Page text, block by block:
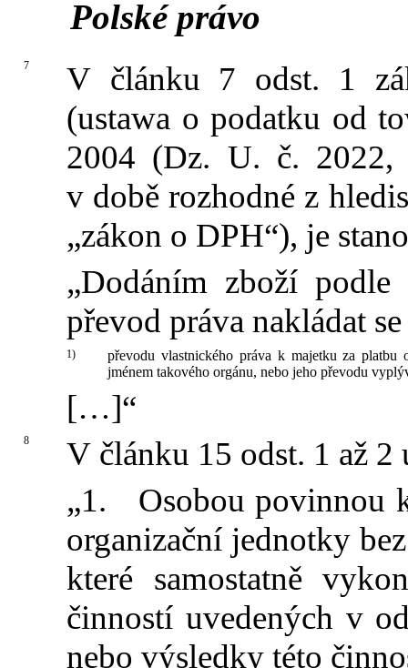
Polské právo
7
V článku 7 odst. 1
(ustawa o podatku od
2004 (Dz. U. č. 2022,
v době rozhodné z
„zákon o DPH“), je
„Dodáním zboží
převod práva nakládat
1)
převodu vlastnického práva k majetku za platbu
jménem takového orgánu, nebo jeho převodu
[…]“
8
V článku 15 odst. 1 až 2
„1. Osobou povinnou
organizační jednotky
které samostatně
činností uvedených v
nebo výsledky této